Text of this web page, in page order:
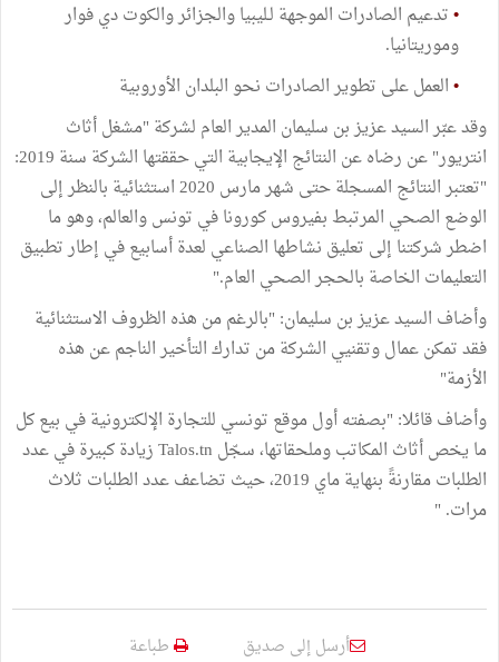
•تدعيم الصادرات الموجهة لـليبيا والجزائر والكوت دي فوار
وموريتانيا.
•العمل على تطوير الصادرات نحو البلدان الأوروبية
وقد عبّر السيد عزيز بن سليمان المدير العام لشركة "مشغل أثاث
انتريور" عن رضاه عن النتائج الإيجابية التي حققتها الشركة سنة 2019:
"تعتبر النتائج المسجلة حتى شهر مارس 2020 استثنائية بالنظر إلى
الوضع الصحي المرتبط بفيروس كورونا في تونس والعالم، وهو ما
اضطر شركتنا إلى تعليق نشاطها الصناعي لعدة أسابيع في إطار تطبيق
التعليمات الخاصة بالحجر الصحي العام."
وأضاف السيد عزيز بن سليمان: "بالرغم من هذه الظروف الاستثنائية
فقد تمكن عمال وتقنيي الشركة من تدارك التأخير الناجم عن هذه
الأزمة"
وأضاف قائلا: "بصفته أول موقع تونسي للتجارة الإلكترونية في بيع كل
ما يخص أثاث المكاتب وملحقاتها، سجّل Talos.tn زيادة كبيرة في عدد
الطلبات مقارنةً بنهاية ماي 2019، حيث تضاعف عدد الطلبات ثلاث
مرات. "
أرسل إلى صديق طباعة